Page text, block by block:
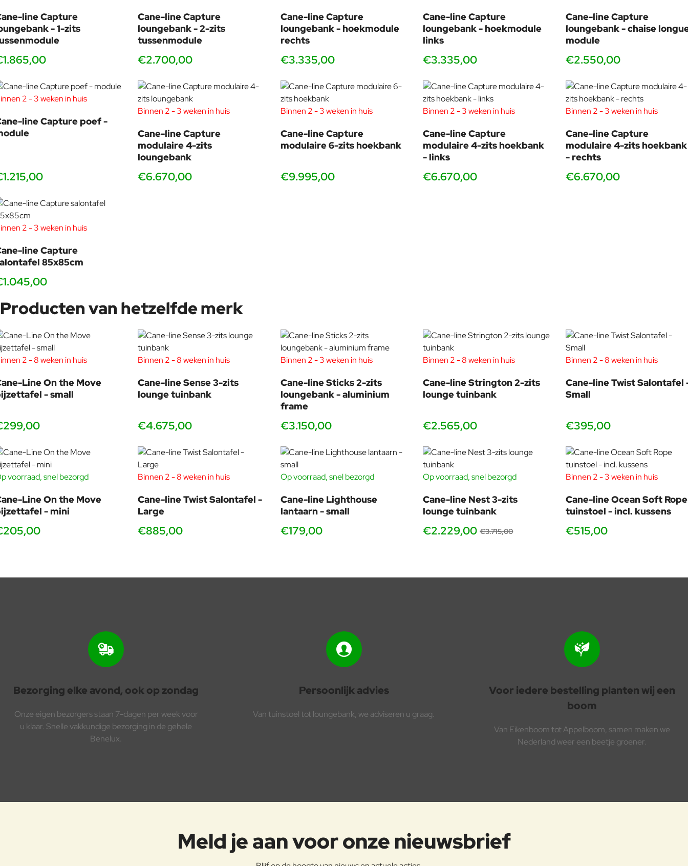
line Capture
- 1-zits
Cane-line Capture
loungebank - 2-zits
tussenmodule
€2.700,00
Cane-line Capture
loungebank - hoekmodule
rechts
€3.335,00
Cane-line Capture
loungebank - hoekmodule
links
€3.335,00
Cane-line Capture
loungebank - chaise
module
€2.550,00
2 - 3 weken in huis
line Capture poef -
Binnen 2 - 3 weken in huis
Cane-line Capture
modulaire 4-zits
loungebank
€6.670,00
Binnen 2 - 3 weken in huis
Cane-line Capture
modulaire 6-zits hoekbank
€9.995,00
Binnen 2 - 3 weken in huis
Cane-line Capture
modulaire 4-zits hoekbank
- links
€6.670,00
Binnen 2 - 3 weken in huis
Cane-line Capture
modulaire 4-zits hoekbank
- rechts
€6.670,00
2 - 3 weken in huis
line Capture
85x85cm
Producten van hetzelfde merk
2 - 8 weken in huis
Line On the Move
- small
Binnen 2 - 8 weken in huis
Cane-line Sense 3-zits
lounge tuinbank
€4.675,00
Binnen 2 - 3 weken in huis
Cane-line Sticks 2-zits
loungebank - aluminium
frame
€3.150,00
Binnen 2 - 8 weken in huis
Cane-line Strington 2-zits
lounge tuinbank
€2.565,00
Binnen 2 - 8 weken in huis
Cane-line Twist Salontafel
Small
€395,00
voorraad, snel bezorgd
Line On the Move
- mini
Binnen 2 - 8 weken in huis
Cane-line Twist Salontafel -
Large
€885,00
Op voorraad, snel bezorgd
Cane-line Lighthouse
lantaarn - small
€179,00
Op voorraad, snel bezorgd
Cane-line Nest 3-zits
lounge tuinbank
€2.229,00 €3.715,00
Binnen 2 - 3 weken in huis
Cane-line Ocean Soft Rope
tuinstoel - incl. kussens
€515,00
Bezorging elke avond, ook op zondag
Onze eigen bezorgers staan 7-dagen per week voor
u klaar. Snelle vakkundige bezorging in de gehele
Benelux.
Persoonlijk advies
Van tuinstoel tot loungebank, we adviseren u graag.
Voor iedere bestelling planten wij een
boom
Van Eikenboom tot Appelboom, samen maken we
Nederland weer een beetje groener.
Meld je aan voor onze nieuwsbrief